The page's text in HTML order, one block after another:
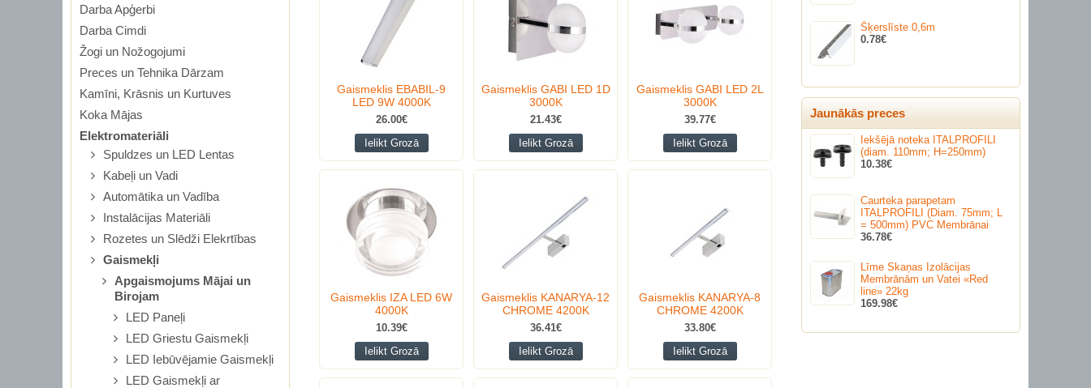
Darba Apģerbi
Darba Cimdi
Žogi un Nožogojumi
Preces un Tehnika Dārzam
Kamīni, Krāsnis un Kurtuves
Koka Mājas
Elektromateriāli
Spuldzes un LED Lentas
Kabeļi un Vadi
Automātika un Vadība
Instalācijas Materiāli
Rozetes un Slēdži Elekrtības
Gaismekļi
Apgaismojums Mājai un
Birojam
LED Paneļi
LED Griestu Gaismekļi
LED Iebūvējamie Gaismekļi
LED Gaismekļi ar
Gaismeklis EBABIL-9
LED 9W 4000K
26.00€
Ielikt Grozā
Gaismeklis GABI LED 1D
3000K
21.43€
Ielikt Grozā
Gaismeklis GABI LED 2L
3000K
39.77€
Ielikt Grozā
Gaismeklis IZA LED 6W
4000K
10.39€
Ielikt Grozā
Gaismeklis KANARYA-12
CHROME 4200K
36.41€
Ielikt Grozā
Gaismeklis KANARYA-8
CHROME 4200K
33.80€
Ielikt Grozā
Šķerslīste 0,6m
0.78€
Jaunākās preces
Iekšējā noteka ITALPROFILI
(diam. 110mm; H=250mm)
10.38€
Caurteka parapetam
ITALPROFILI (Diam. 75mm; L
= 500mm) PVC Membrānai
36.78€
Līme Skaņas Izolācijas
Membrānām un Vatei «Red
line» 22kg
169.98€